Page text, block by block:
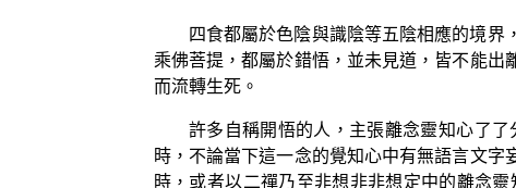
四食都屬於色陰與識陰等五陰相應的境
乘佛菩提，都屬於錯悟，並未見道，皆不能
而流轉生死。
許多自稱開悟的人，主張離念靈知心了
時，不論當下這一念的覺知心中有無語言文
時，或者以二禪乃至非想非非想定中的離念